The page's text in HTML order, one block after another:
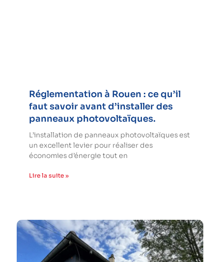
Réglementation à Rouen : ce qu’il
faut savoir avant d’installer des
panneaux photovoltaïques.
L’installation de panneaux photovoltaïques est
un excellent levier pour réaliser des
économies d’énergie tout en
Lire la suite »